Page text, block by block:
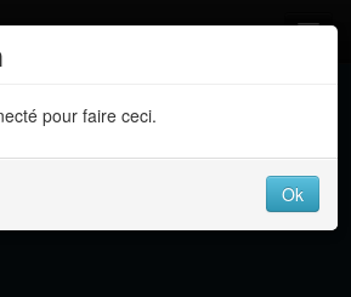
pour faire ceci.
Ok